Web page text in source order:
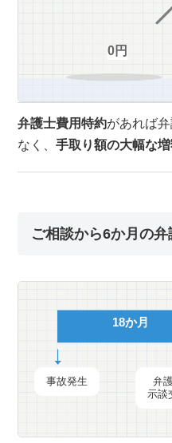
0円
弁護士費用特約があれば
なく、手取り額の大幅な
ご相談から6か月の弁
18か月
事故発生
弁
示談